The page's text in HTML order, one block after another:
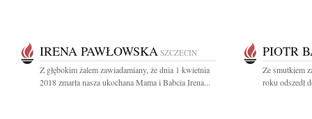
IRENA PAWŁOWSKA SZCZECIN
Z głębokim żalem zawiadamiany, że dnia 1 kwietnia
2018 zmarła nasza ukochana Mama i Babcia Irena...
PIOTR
Ze smutkiem
roku odszedł